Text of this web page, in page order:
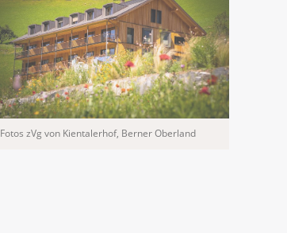
Fotos zVg von Kientalerhof, Berner Oberland